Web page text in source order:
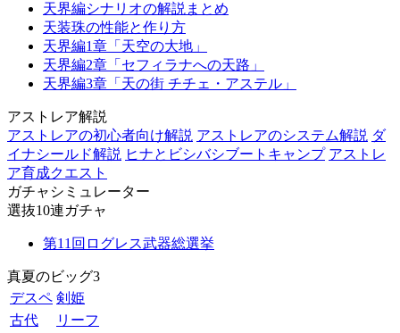
天界編シナリオの解説まとめ
天装珠の性能と作り方
天界編1章「天空の大地」
天界編2章「セフィラナへの天路」
天界編3章「天の街 チチェ・アステル」
アストレア解説
アストレアの初心者向け解説 アストレアのシステム解説 ダ
イナシールド解説 ヒナとビシバシブートキャンプ アストレ
ア育成クエスト
ガチャシミュレーター
選抜10連ガチャ
第11回ログレス武器総選挙
真夏のビッグ3
デスペ 剣姫
古代
リーフ